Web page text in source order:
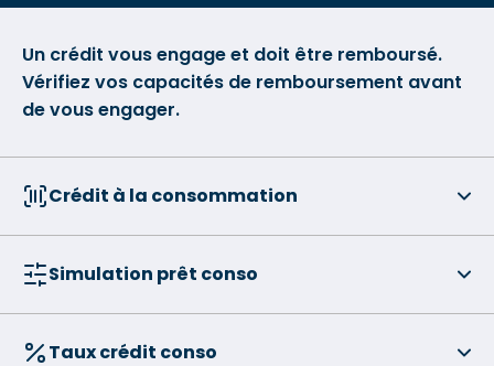
Un crédit vous engage et doit être remboursé.
Vérifiez vos capacités de remboursement avant
de vous engager.
Crédit à la consommation
Simulation prêt conso
Taux crédit conso